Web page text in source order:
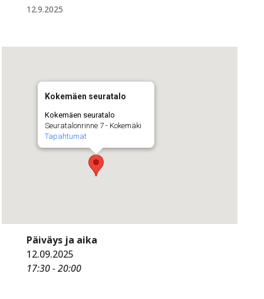
12.9.2025
Kokemäen seuratalo
Kokemäen seuratalo
Seuratalonrinne 7 - Kokemäki
Tapahtumat
Päiväys ja aika
12.09.2025
17:30 - 20:00